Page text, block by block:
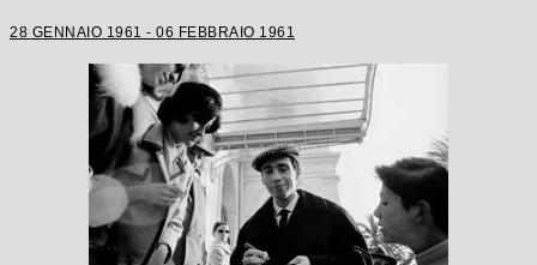
28 GENNAIO 1961 - 06 FEBBRAIO 1961